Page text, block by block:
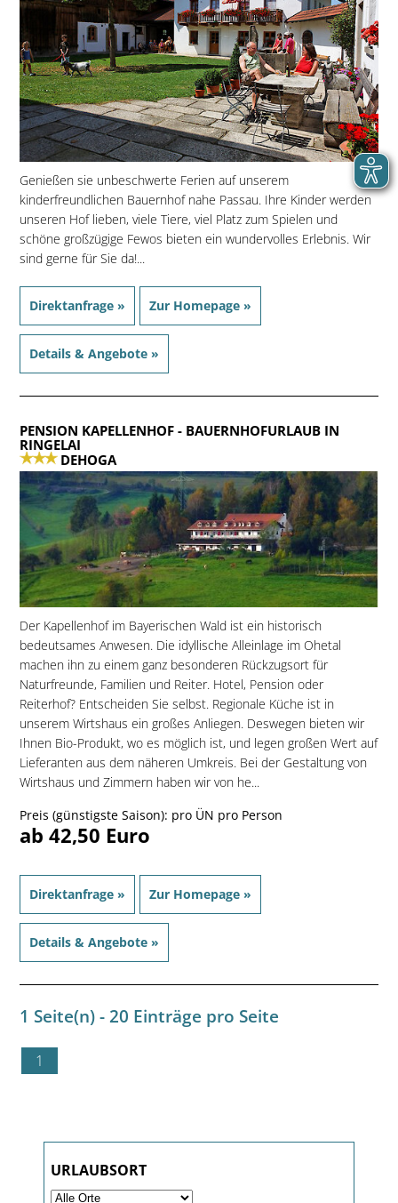
Genießen sie unbeschwerte Ferien auf unserem
kinderfreundlichen Bauernhof nahe Passau. Ihre Kinder werden
unseren Hof lieben, viele Tiere, viel Platz zum Spielen und
schöne großzügige Fewos bieten ein wundervolles Erlebnis. Wir
sind gerne für Sie da!...
Direktanfrage » Zur Homepage »
Details & Angebote »
PENSION KAPELLENHOF- BAUERNHOFURLAUB IN
RINGELAI
DEHOGA
Der Kapellenhof im Bayerischen Wald ist ein historisch
bedeutsames Anwesen. Die idyllische Alleinlage im Ohetal
machen ihn zu einem ganz besonderen Rückzugsort für
Naturfreunde, Familien und Reiter. Hotel, Pension oder
Reiterhof? Entscheiden Sie selbst. Regionale Küche ist in
unserem Wirtshaus ein großes Anliegen. Deswegen bieten wir
Ihnen Bio-Produkt, wo es möglich ist, und legen großen Wert auf
Lieferanten aus dem näheren Umkreis. Bei der Gestaltung von
Wirtshaus und Zimmern haben wir von he...
Preis (günstigste Saison): pro ÜN pro Person
ab 42,50 Euro
Direktanfrage » Zur Homepage »
Details & Angebote »
1 Seite(n) - 20 Einträge pro Seite
1
URLAUBSORT